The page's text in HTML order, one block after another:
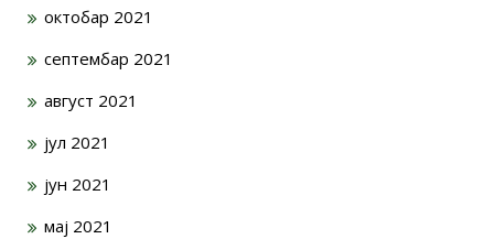
октобар 2021
септембар 2021
август 2021
јул 2021
јун 2021
мај 2021